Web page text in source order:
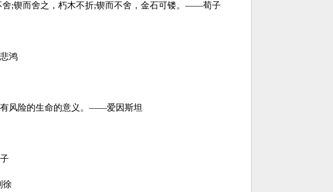
;锲而舍之，朽木不折;锲而不舍，金石可镂。——荀子
鸿
风险的生命的意义。——爱因斯坦
徐